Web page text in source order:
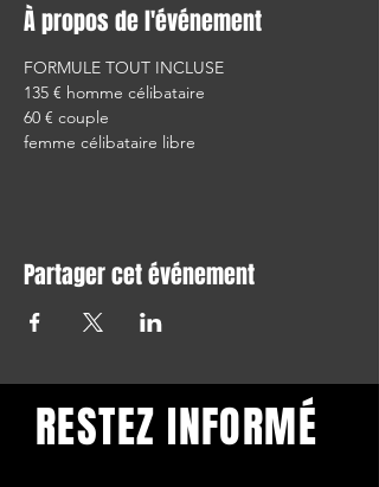
À propos de l'événement
FORMULE TOUT INCLUSE
135 € homme célibataire
60 € couple
femme célibataire libre
Partager cet événement
RESTEZ INFORMÉ